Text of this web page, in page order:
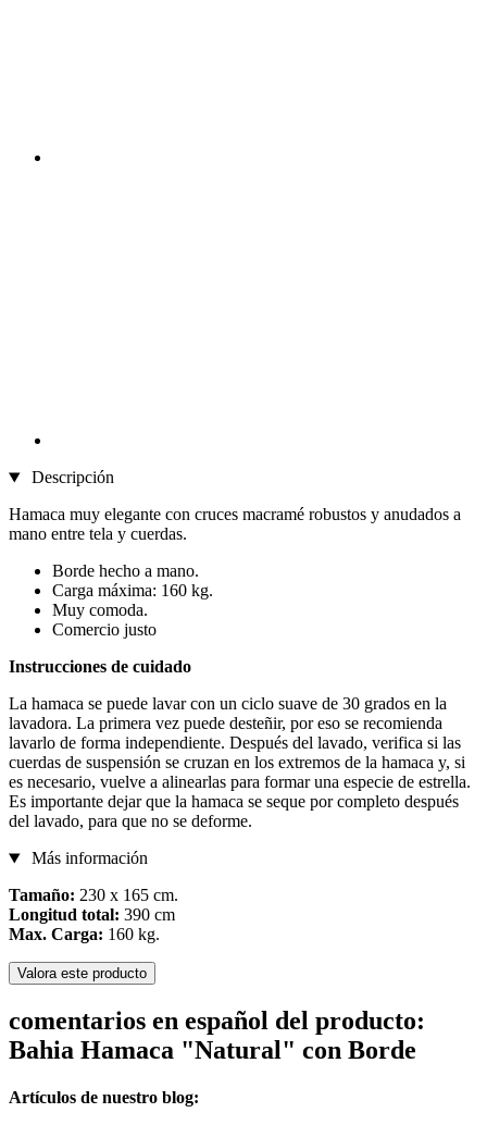
Descripción
Hamaca muy elegante con cruces macramé robustos y anudados a
mano entre tela y cuerdas.
Borde hecho a mano.
Carga máxima: 160 kg.
Muy comoda.
Comercio justo
Instrucciones de cuidado
La hamaca se puede lavar con un ciclo suave de 30 grados en la
lavadora. La primera vez puede desteñir, por eso se recomienda
lavarlo de forma independiente. Después del lavado, verifica si las
cuerdas de suspensión se cruzan en los extremos de la hamaca y, si
es necesario, vuelve a alinearlas para formar una especie de estrella.
Es importante dejar que la hamaca se seque por completo después
del lavado, para que no se deforme.
Más información
Tamaño: 230 x 165 cm.
Longitud total: 390 cm
Max. Carga: 160 kg.
Valora este producto
comentarios en español del producto:
Bahia Hamaca "Natural" con Borde
Artículos de nuestro blog: